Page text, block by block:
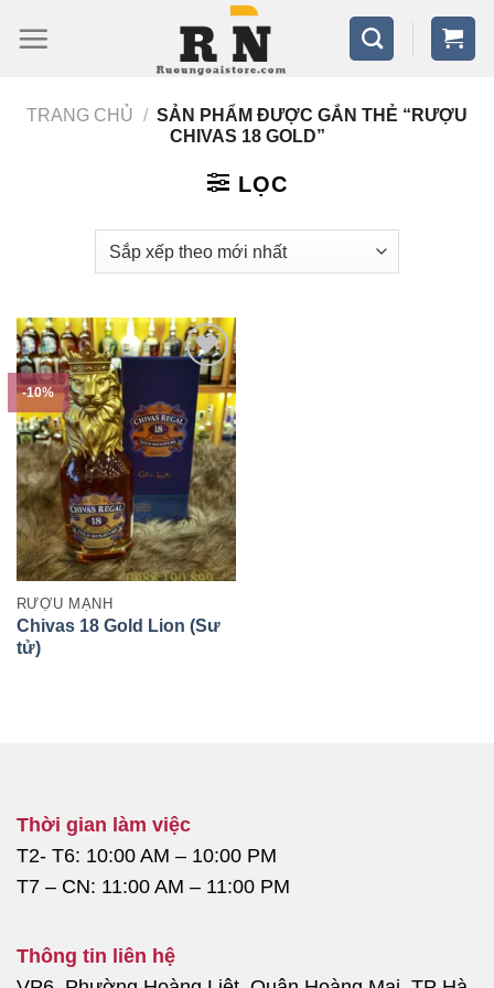
qua
dungTRANG CHỦ / SẢN PHẨM ĐƯỢC GẮN THẺ “RƯỢU
CHIVAS 18 GOLD”
LỌC
-10%
RƯỢU MẠNH
Chivas 18 Gold Lion (Sư
tử)
Thời gian làm việc
T2- T6: 10:00 AM – 10:00 PM
T7 – CN: 11:00 AM – 11:00 PM
Thông tin liên hệ